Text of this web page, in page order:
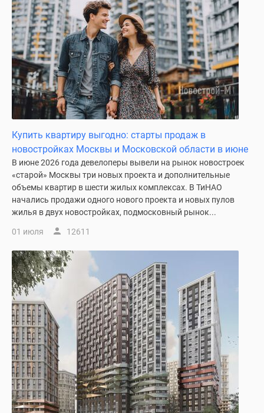
Семейная
ипотека
Военная
ипотека
Банки
программы
Медиа
Новости
недвижимости
Мнение
эксперта
Аналитика
рынка
Покупателю
новостроек
Эксперты
авторы
проекте
Контакты
Реклама
сайте
Дзен
Машино-
Купить квартиру выгодно: старты продаж в
новостройках Москвы и Московской области в июне
В июне 2026 года девелоперы вывели на рынок новостроек
«старой» Москвы три новых проекта и дополнительные
объемы квартир в шести жилых комплексах. В ТиНАО
начались продажи одного нового проекта и новых пулов
жилья в двух новостройках, подмосковный рынок...
01 июля 12611